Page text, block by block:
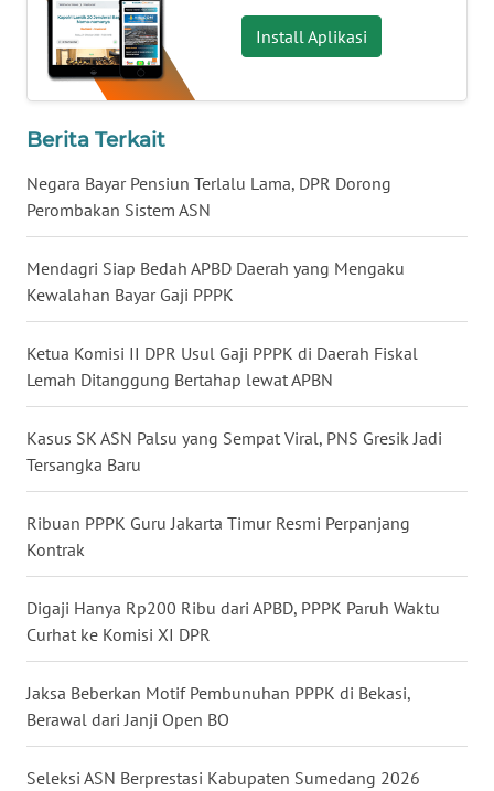
Install Aplikasi
Berita Terkait
Negara Bayar Pensiun Terlalu Lama, DPR Dorong
Perombakan Sistem ASN
Mendagri Siap Bedah APBD Daerah yang Mengaku
Kewalahan Bayar Gaji PPPK
Ketua Komisi II DPR Usul Gaji PPPK di Daerah Fiskal
Lemah Ditanggung Bertahap lewat APBN
Kasus SK ASN Palsu yang Sempat Viral, PNS Gresik Jadi
Tersangka Baru
Ribuan PPPK Guru Jakarta Timur Resmi Perpanjang
Kontrak
Digaji Hanya Rp200 Ribu dari APBD, PPPK Paruh Waktu
Curhat ke Komisi XI DPR
Jaksa Beberkan Motif Pembunuhan PPPK di Bekasi,
Berawal dari Janji Open BO
Seleksi ASN Berprestasi Kabupaten Sumedang 2026
KALBAR
WN
KALTENG
KALTARA
KALSEL
KALTIM
WN
SULSEL
WN
GORONTALO
WN
SULUT
WN